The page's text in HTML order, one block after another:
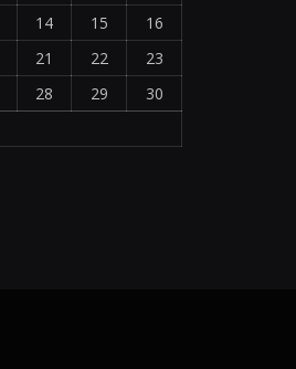
14 15
16
21 22
23
28 29
30